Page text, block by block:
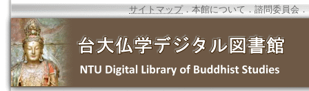
サイトマップ．本館について ．諮問委員会 ．